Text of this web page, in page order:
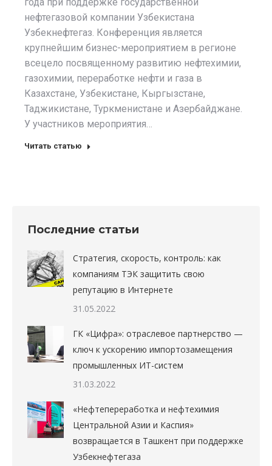
нефтегазовой компании Узбекистана
Узбекнефтегаз. Конференция является
крупнейшим бизнес-мероприятием в регионе
всецело посвященному развитию нефтехимии,
газохимии, переработке нефти и газа в
Казахстане, Узбекистане, Кыргызстане,
Таджикистане, Туркменистане и Азербайджане.
У участников мероприятия…
Читать статью
Последние статьи
Стратегия, скорость, контроль: как
компаниям ТЭК защитить свою
репутацию в Интернете
31.05.2022
ГК «Цифра»: отраслевое партнерство —
ключ к ускорению импортозамещения
промышленных ИТ-систем
31.03.2022
«Нефтепереработка и нефтехимия
Центральной Азии и Каспия»
возвращается в Ташкент при поддержке
Узбекнефтегаза